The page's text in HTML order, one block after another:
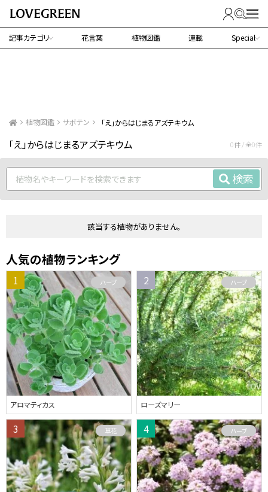
記事カテゴリ 花言葉 植物図鑑 連載 Special
植物図鑑 サボテン 「え」からはじまるアズテキウム
「え」からはじまるアズテキウム 0件 / 全0件
検索
該当する植物がありません。
人気の植物ランキング
アロマティカス
ハーブ
ローズマリー
ハーブ
草花 ハーブ